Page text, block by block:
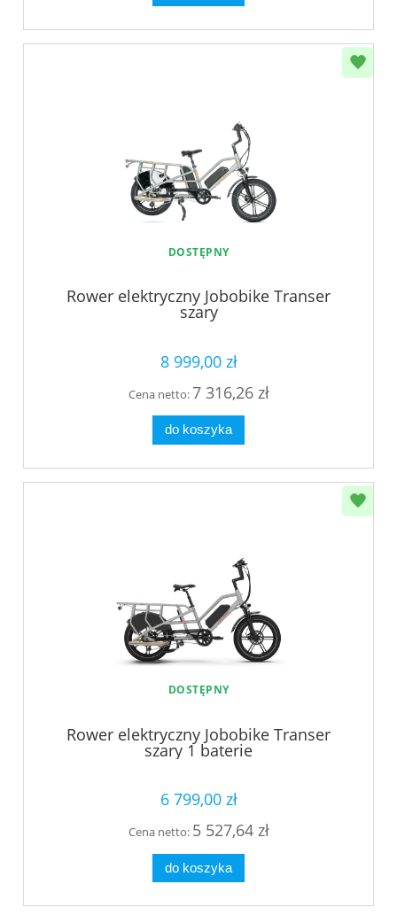
DOSTĘPNY
Rower elektryczny Jobobike Transer
szary
8 999,00 zł
Cena netto:7 316,26 zł
do koszyka
DOSTĘPNY
Rower elektryczny Jobobike Transer
szary 1 baterie
6 799,00 zł
Cena netto: 5 527,64 zł
do koszyka